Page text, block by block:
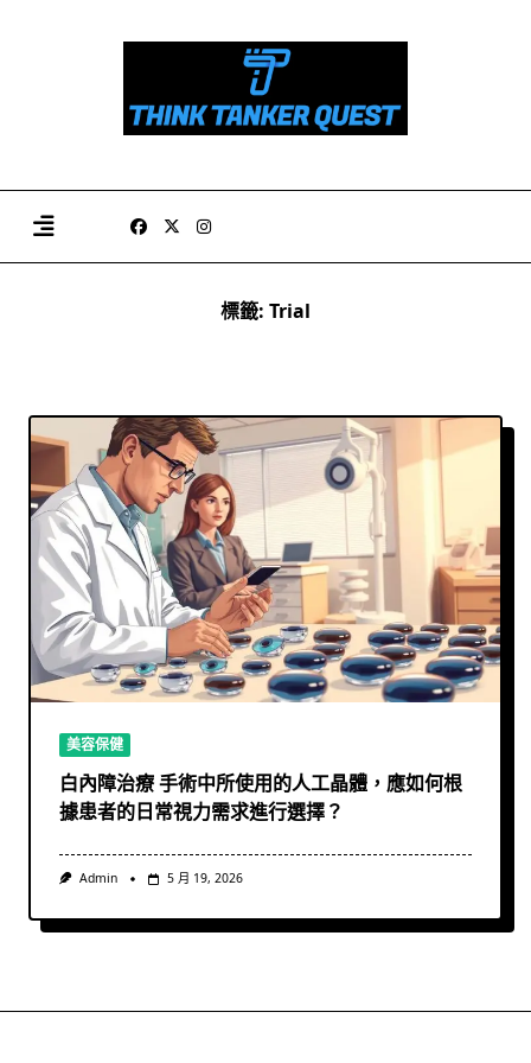
標籤: Trial
美容保健
白內障治療 手術中所使用的人工晶體，應如何根
據患者的日常視力需求進行選擇？
Admin 5 月 19, 2026